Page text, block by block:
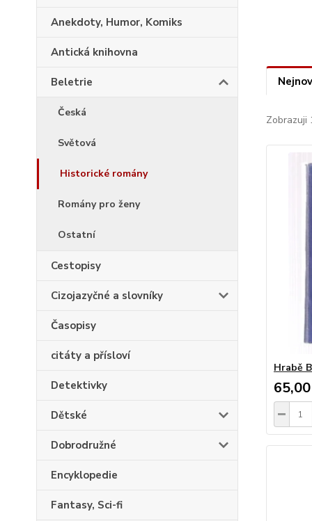
Anekdoty, Humor, Komiks
Antická knihovna
Beletrie
Česká
Světová
Historické romány
Romány pro ženy
Ostatní
Cestopisy
Cizojazyčné a slovníky
Časopisy
citáty a přísloví
Detektivky
Dětské
Dobrodružné
Encyklopedie
Fantasy, Sci-fi
Zobrazuji
Hrabě